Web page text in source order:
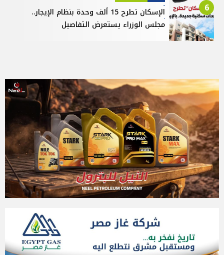
6
الإسكان تطرح 15 ألف وحدة بنظام الإيجار..
مجلس الوزراء يستعرض التفاصيل